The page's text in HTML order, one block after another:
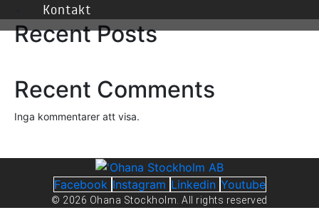
Kontakt
Recent Posts
Recent Comments
Inga kommentarer att visa.
Facebook Instagram Linkedin Youtube
© 2026 Ohana Stockholm. All rights reserved